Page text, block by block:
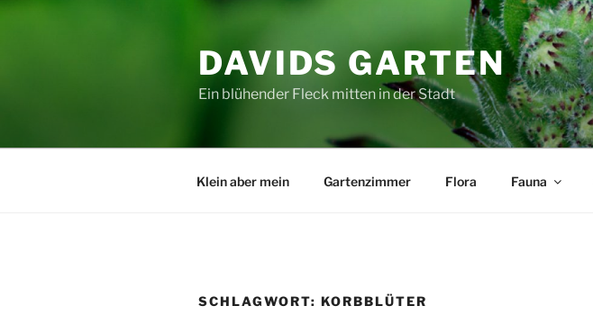
DAVIDS GARTEN
Ein blühender Fleck mitten in der Stadt
Klein aber mein Gartenzimmer Flora Fauna
SCHLAGWORT: KORBBLÜTER